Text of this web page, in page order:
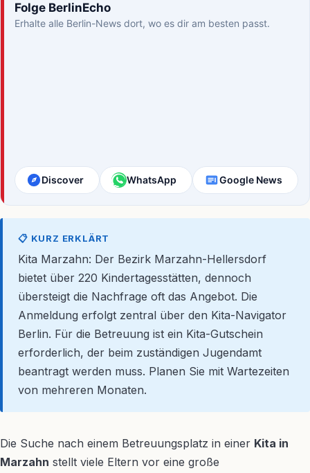
Folge BerlinEcho
Erhalte alle Berlin-News dort, wo es dir am besten passt.
Discover WhatsApp Google News
📋 KURZ ERKLÄRT
Kita Marzahn: Der Bezirk Marzahn-Hellersdorf
bietet über 220 Kindertagesstätten, dennoch
übersteigt die Nachfrage oft das Angebot. Die
Anmeldung erfolgt zentral über den Kita-Navigator
Berlin. Für die Betreuung ist ein Kita-Gutschein
erforderlich, der beim zuständigen Jugendamt
beantragt werden muss. Planen Sie mit Wartezeiten
von mehreren Monaten.
Die Suche nach einem Betreuungsplatz in einer Kita in
Marzahn stellt viele Eltern vor eine große